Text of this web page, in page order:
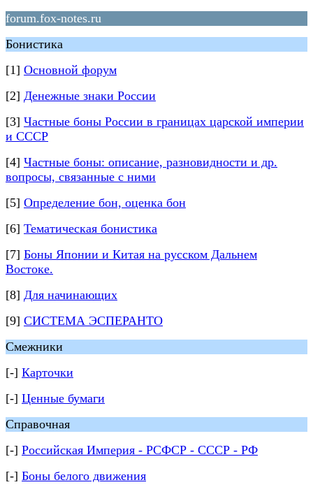
forum.fox-notes.ru
Бонистика
[1] Основной форум
[2] Денежные знаки России
[3] Частные боны России в границах царской империи
и СССР
[4] Частные боны: описание, разновидности и др.
вопросы, связанные с ними
[5] Определение бон, оценка бон
[6] Тематическая бонистика
[7] Боны Японии и Китая на русском Дальнем
Востоке.
[8] Для начинающих
[9] СИСТЕМА ЭСПЕРАНТО
Смежники
[-] Карточки
[-] Ценные бумаги
Справочная
[-] Российская Империя - РСФСР - СССР - РФ
[-] Боны белого движения